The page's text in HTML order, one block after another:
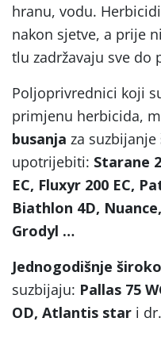
hranu, vodu.
nakon sjetve, a prije
tlu zadržavaju sve do
Poljoprivrednici koji
primjenu herbicida,
busanja za suzbijanje
upotrijebiti: Starane
EC, Fluxyr 200 EC,
Biathlon 4D,
Grodyl …
Jednogodišnje
suzbijaju: Pallas 75
OD, Atlantis star i dr.